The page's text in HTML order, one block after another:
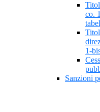
co.
1-
Sanzioni